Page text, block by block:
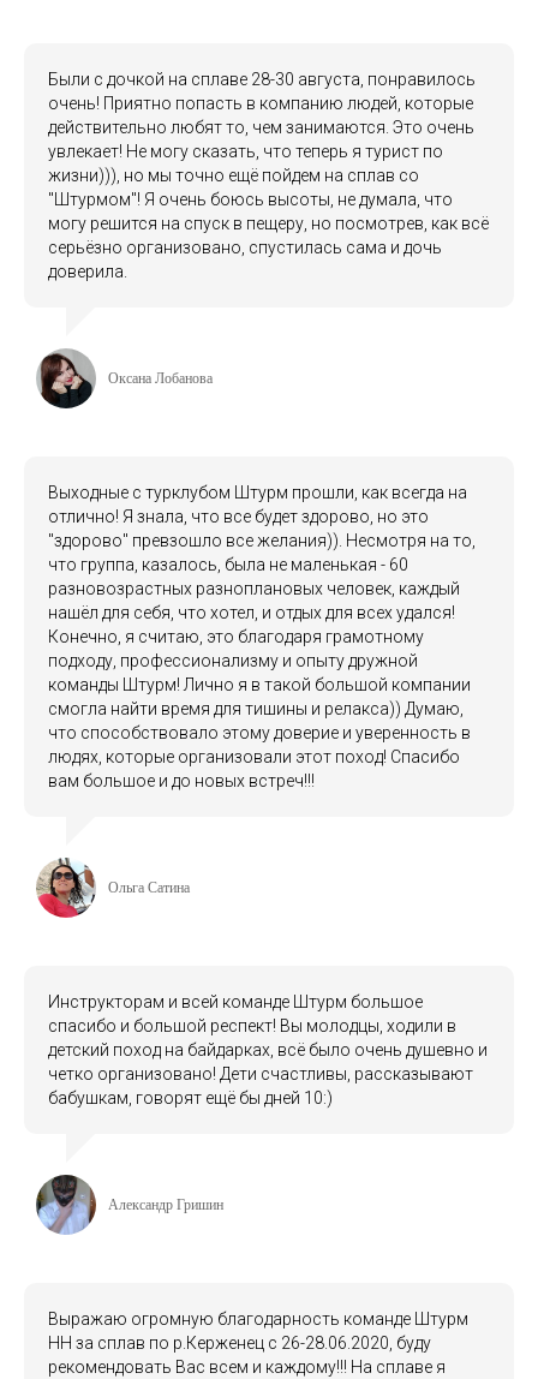
Были с дочкой на сплаве 28-30 августа, понравилось
очень! Приятно попасть в компанию людей, которые
действительно любят то, чем занимаются. Это очень
увлекает! Не могу сказать, что теперь я турист по
жизни))), но мы точно ещё пойдем на сплав со
"Штурмом"! Я очень боюсь высоты, не думала, что
могу решится на спуск в пещеру, но посмотрев, как всё
серьёзно организовано, спустилась сама и дочь
доверила.
Оксана Лобанова
Выходные с турклубом Штурм прошли, как всегда на
отлично! Я знала, что все будет здорово, но это
"здорово" превзошло все желания)). Несмотря на то,
что группа, казалось, была не маленькая - 60
разновозрастных разноплановых человек, каждый
нашёл для себя, что хотел, и отдых для всех удался!
Конечно, я считаю, это благодаря грамотному
подходу, профессионализму и опыту дружной
команды Штурм! Лично я в такой большой компании
смогла найти время для тишины и релакса)) Думаю,
что способствовало этому доверие и уверенность в
людях, которые организовали этот поход! Спасибо
вам большое и до новых встреч!!!
Ольга Сатина
Инструкторам и всей команде Штурм большое
спасибо и большой респект! Вы молодцы, ходили в
детский поход на байдарках, всё было очень душевно и
четко организовано! Дети счастливы, рассказывают
бабушкам, говорят ещё бы дней 10:)
Александр Гришин
Выражаю огромную благодарность команде Штурм
НН за сплав по р.Керженец с 26-28.06.2020, буду
рекомендовать Вас всем и каждому!!! На сплаве я